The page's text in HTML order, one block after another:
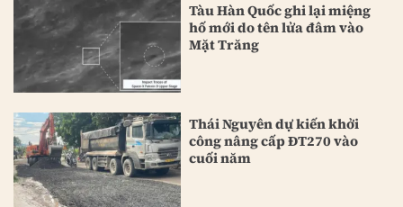
Tàu Hàn Quốc ghi lại miệng
hố mới do tên lửa đâm vào
Mặt Trăng
Thái Nguyên dự kiến khởi
công nâng cấp ĐT270 vào
cuối năm